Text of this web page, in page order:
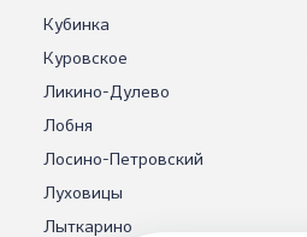
Кубинка
Куровское
Ликино-Дулево
Лобня
Лосино-Петровский
Луховицы
Лыткарино